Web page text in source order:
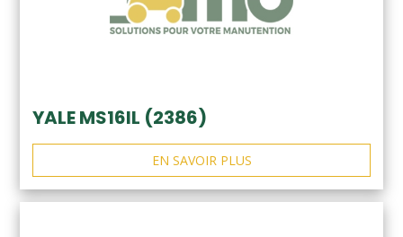
YALE MS16IL (2386)
EN SAVOIR PLUS